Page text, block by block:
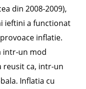
din 2008-2009),
ieftini a functionat
inflatie.
intr-un mod
reusit ca, intr-un
Inflatia cu